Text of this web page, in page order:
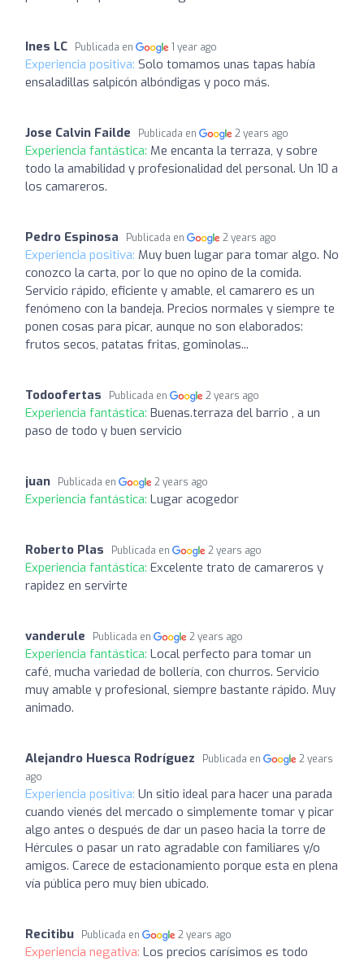
Ines LC Publicada en 1 year ago
Experiencia positiva: Solo tomamos unas tapas había
ensaladillas salpicón albóndigas y poco más.
Jose Calvin Failde Publicada en 2 years ago
Experiencia fantástica: Me encanta la terraza, y sobre
todo la amabilidad y profesionalidad del personal. Un 10 a
los camareros.
Pedro Espinosa Publicada en 2 years ago
Experiencia positiva: Muy buen lugar para tomar algo. No
conozco la carta, por lo que no opino de la comida.
Servicio rápido, eficiente y amable, el camarero es un
fenómeno con la bandeja. Precios normales y siempre te
ponen cosas para picar, aunque no son elaborados:
frutos secos, patatas fritas, gominolas...
Todoofertas Publicada en 2 years ago
Experiencia fantástica: Buenas.terraza del barrio , a un
paso de todo y buen servicio
juan Publicada en 2 years ago
Experiencia fantástica: Lugar acogedor
Roberto Plas Publicada en 2 years ago
Experiencia fantástica: Excelente trato de camareros y
rapidez en servirte
vanderule Publicada en 2 years ago
Experiencia fantástica: Local perfecto para tomar un
café, mucha variedad de bollería, con churros. Servicio
muy amable y profesional, siempre bastante rápido. Muy
animado.
Alejandro Huesca Rodríguez Publicada en
2 years
ago
Experiencia positiva: Un sitio ideal para hacer una parada
cuando vienés del mercado o simplemente tomar y picar
algo antes o después de dar un paseo hacia la torre de
Hércules o pasar un rato agradable con familiares y/o
amigos. Carece de estacionamiento porque esta en plena
vía pública pero muy bien ubicado.
Recitibu Publicada en 2 years ago
Experiencia negativa: Los precios carísimos es todo